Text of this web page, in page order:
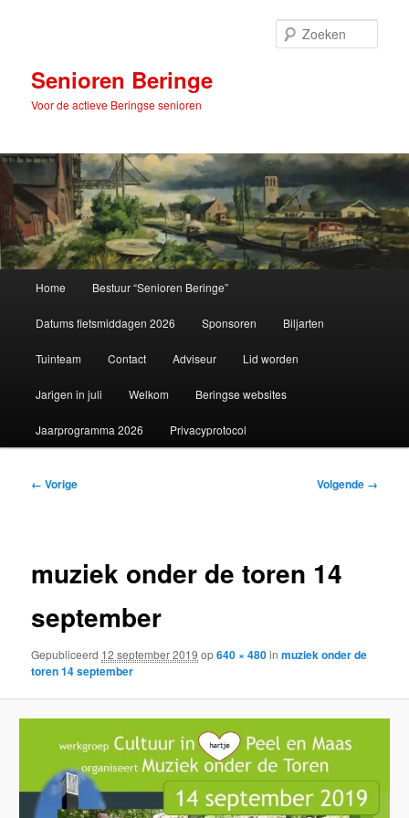
inhoudSenioren Beringe
Voor de actieve Beringse senioren
Home Bestuur “Senioren Beringe”
Datums fietsmiddagen 2026 Sponsoren Biljarten
Tuinteam Contact Adviseur Lid worden
Jarigen in juli Welkom Beringse websites
Jaarprogramma 2026 Privacyprotocol
Afbeeldingsnavigatie
← Vorige Volgende →
muziek onder de toren 14
september
Gepubliceerd 12 september 2019 op640 × 480inmuziek onder de
toren 14 september